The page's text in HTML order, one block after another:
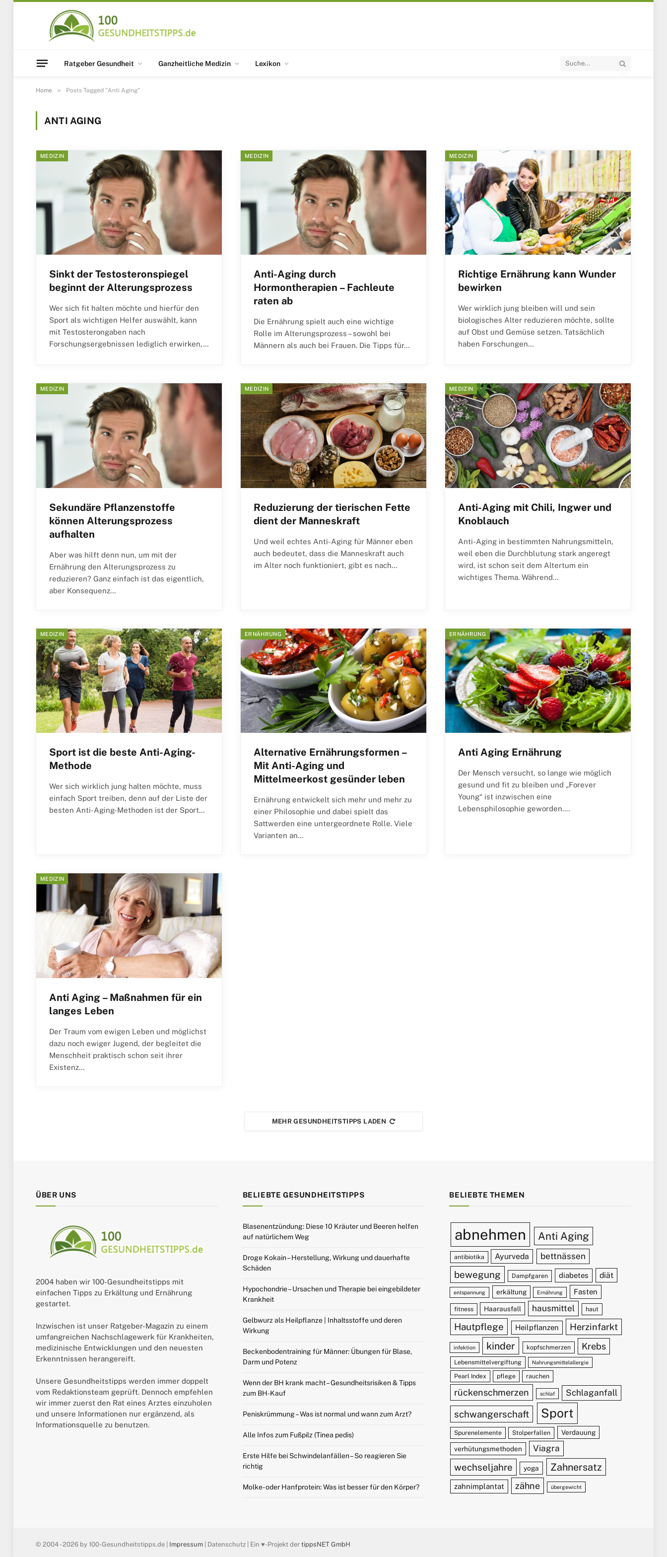
Ratgeber Gesundheit Ganzheitliche Medizin Lexikon
Home » Posts Tagged "Anti Aging"
ANTI AGING
MEDIZIN
Sinkt der Testosteronspiegel
beginnt der Alterungsprozess
Wer sich fit halten möchte und hierfür den
Sport als wichtigen Helfer auswählt, kann
mit Testosterongaben nach
Forschungsergebnissen lediglich erwirken,…
MEDIZIN
Anti-Aging durch
Hormontherapien – Fachleute
raten ab
Die Ernährung spielt auch eine wichtige
Rolle im Alterungsprozess – sowohl bei
Männern als auch bei Frauen. Die Tipps für…
MEDIZIN
Richtige Ernährung kann Wunder
bewirken
Wer wirklich jung bleiben will und sein
biologisches Alter reduzieren möchte, sollte
auf Obst und Gemüse setzen. Tatsächlich
haben Forschungen…
MEDIZIN
Sekundäre Pflanzenstoffe
können Alterungsprozess
aufhalten
Aber was hilft denn nun, um mit der
Ernährung den Alterungsprozess zu
reduzieren? Ganz einfach ist das eigentlich,
aber Konsequenz…
MEDIZIN
Reduzierung der tierischen Fette
dient der Manneskraft
Und weil echtes Anti-Aging für Männer eben
auch bedeutet, dass die Manneskraft auch
im Alter noch funktioniert, gibt es nach…
MEDIZIN
Anti-Aging mit Chili, Ingwer und
Knoblauch
Anti-Aging in bestimmten Nahrungsmitteln,
weil eben die Durchblutung stark angeregt
wird, ist schon seit dem Altertum ein
wichtiges Thema. Während…
MEDIZIN
Sport ist die beste Anti-Aging-
Methode
Wer sich wirklich jung halten möchte, muss
einfach Sport treiben, denn auf der Liste der
besten Anti-Aging-Methoden ist der Sport…
ERNÄHRUNG
Alternative Ernährungsformen –
Mit Anti-Aging und
Mittelmeerkost gesünder leben
Ernährung entwickelt sich mehr und mehr zu
einer Philosophie und dabei spielt das
Sattwerden eine untergeordnete Rolle. Viele
Varianten an…
ERNÄHRUNG
Anti Aging Ernährung
Der Mensch versucht, so lange wie möglich
gesund und fit zu bleiben und „Forever
Young“ ist inzwischen eine
Lebensphilosophie geworden.…
MEDIZIN
Anti Aging – Maßnahmen für ein
langes Leben
Der Traum vom ewigen Leben und möglichst
dazu noch ewiger Jugend, der begleitet die
Menschheit praktisch schon seit ihrer
Existenz…
MEHR GESUNDHEITSTIPPS LADEN
ÜBER UNS
2004 haben wir 100-Gesundheitstipps mit
einfachen Tipps zu Erkältung und Ernährung
gestartet.
Inzwischen ist unser Ratgeber-Magazin zu einem
umfangreichen Nachschlagewerk für Krankheiten,
medizinische Entwicklungen und den neuesten
Erkenntnissen herangereift.
Unsere Gesundheitstipps werden immer doppelt
vom Redaktionsteam geprüft. Dennoch empfehlen
wir immer zuerst den Rat eines Arztes einzuholen
und unsere Informationen nur ergänzend, als
Informationsquelle zu benutzen.
BELIEBTE GESUNDHEITSTIPPS
Blasenentzündung: Diese 10 Kräuter und Beeren helfen
auf natürlichem Weg
Droge Kokain – Herstellung, Wirkung und dauerhafte
Schäden
Hypochondrie – Ursachen und Therapie bei eingebildeter
Krankheit
Gelbwurz als Heilpflanze | Inhaltsstoffe und deren
Wirkung
Beckenbodentraining für Männer: Übungen für Blase,
Darm und Potenz
Wenn der BH krank macht – Gesundheitsrisiken & Tipps
zum BH-Kauf
Peniskrümmung – Was ist normal und wann zum Arzt?
Alle Infos zum Fußpilz (Tinea pedis)
Erste Hilfe bei Schwindelanfällen – So reagieren Sie
richtig
Molke- oder Hanfprotein: Was ist besser für den Körper?
BELIEBTE THEMEN
abnehmen Anti Aging
antibiotika Ayurveda bettnässen
bewegung Dampfgaren diabetes diät
entspannung erkältung Ernährung Fasten
fitness Haarausfall hausmittel haut
Hautpflege Heilpflanzen Herzinfarkt
infektion kinder kopfschmerzen Krebs
Lebensmittelvergiftung Nahrungsmittelallergie
Pearl Index pflege rauchen
rückenschmerzen schlaf Schlaganfall
schwangerschaft Sport
Spurenelemente Stolperfallen Verdauung
verhütungsmethoden Viagra
wechseljahre yoga Zahnersatz
zahnimplantat zähne übergewicht
© 2004 - 2026 by 100-Gesundheitstipps.de | Impressum | Datenschutz | Ein ♥️-Projekt der tippsNET GmbH